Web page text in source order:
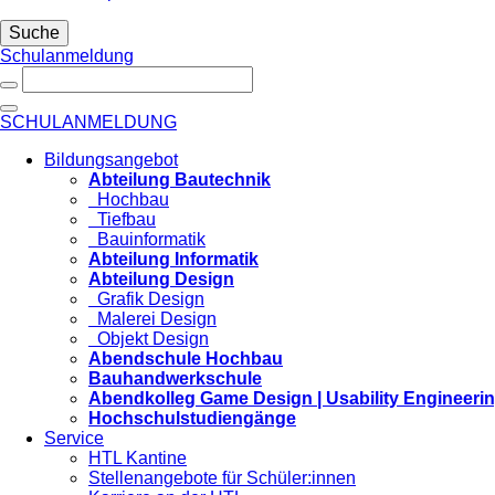
Suche
Schulanmeldung
SCHULANMELDUNG
Bildungsangebot
Abteilung Bautechnik
Hochbau
Tiefbau
Bauinformatik
Abteilung Informatik
Abteilung Design
Grafik Design
Malerei Design
Objekt Design
Abendschule Hochbau
Bauhandwerkschule
Abendkolleg Game Design | Usability
Hochschulstudiengänge
Service
HTL Kantine
Stellenangebote für Schüler:innen